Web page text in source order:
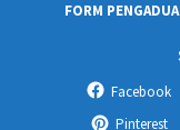
FORM
Facebook
Pinterest